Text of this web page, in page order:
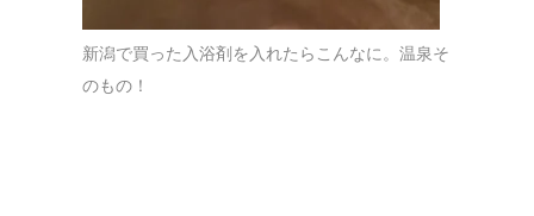
新潟で買った入浴剤を入れたらこんなに。温泉そ
のもの！